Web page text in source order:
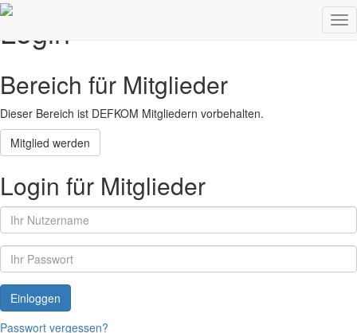
Login
Bereich für Mitglieder
Dieser Bereich ist DEFKOM Mitgliedern vorbehalten.
Mitglied werden
Login für Mitglieder
Einloggen
Passwort vergessen?